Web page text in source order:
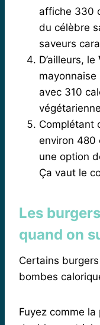
affiche 330
du célèbre
saveurs
D’ailleurs, le
avec 310
Complétant
environ 480
une option
Ça vaut le
Les
quand on
Certains
bombes
Fuyez comme